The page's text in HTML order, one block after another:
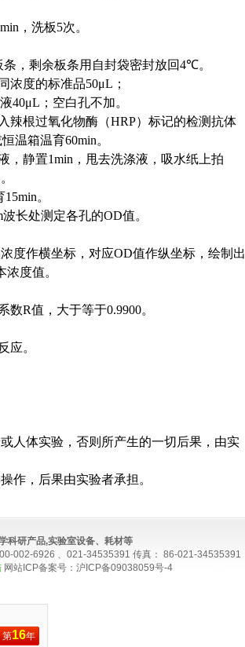
，洗板5次。
，剩余板条用自封袋密封放回4℃。
浓度的标准品50μL ；
40μL ；空白孔不加。
辣根过氧化物酶（HRP）标记的检测抗体
温箱温育60min。
，静置1min ，甩去洗涤液，吸水纸上拍
15min。
波长处测定各孔的OD值。
度作横坐标，对应OD值作纵坐标，绘制出
度值。
数R值，大于等于0.9900。
应。
人体实验，否则所产生的一切后果，由实
作，后果由实验者承担。
科研产品,实验室设备、耗材等
002-6926 、021-34535391 传真： 86-021-34535391
网站ICP备案号： 沪ICP备09038059号-4
第16年